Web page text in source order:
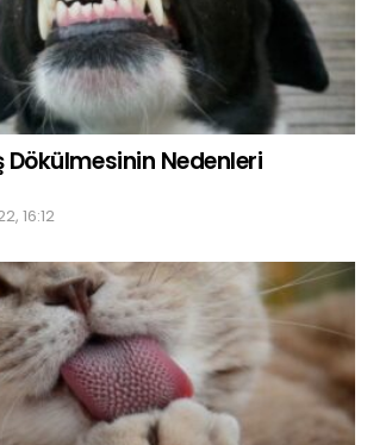
Dökülmesinin Nedenleri
16:12